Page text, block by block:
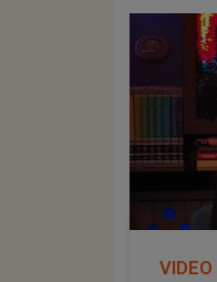
VIDEO